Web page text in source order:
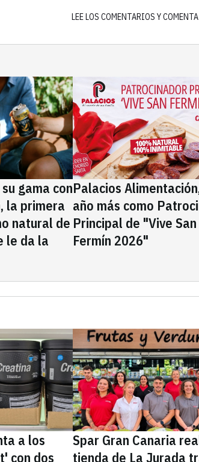
LEE LOS COMENTARIOS Y
gama con
la primera
natural de
le da la
Palacios
año más como
Principal de "Vive San
Fermín 2026"
a los
con dos
Spar Gran Canaria
tienda de La Jurada